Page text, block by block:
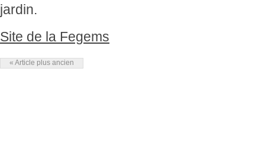
jardin.
Site de la Fegems
« Article plus ancien